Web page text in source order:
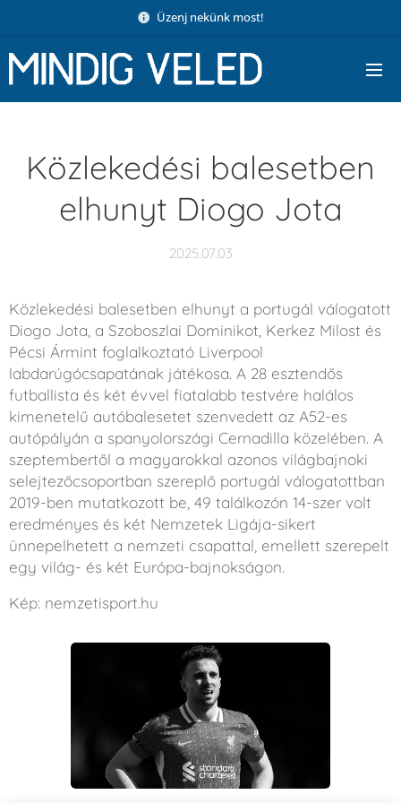
Üzenj nekünk most!
Közlekedési balesetben
elhunyt Diogo Jota
2025.07.03
Közlekedési balesetben elhunyt a portugál válogatott
Diogo Jota, a Szoboszlai Dominikot, Kerkez Milost és
Pécsi Ármint foglalkoztató Liverpool
labdarúgócsapatának játékosa. A 28 esztendős
futballista és két évvel fiatalabb testvére halálos
kimenetelű autóbalesetet szenvedett az A52-es
autópályán a spanyolországi Cernadilla közelében. A
szeptembertől a magyarokkal azonos világbajnoki
selejtezőcsoportban szereplő portugál válogatottban
2019-ben mutatkozott be, 49 találkozón 14-szer volt
eredményes és két Nemzetek Ligája-sikert
ünnepelhetett a nemzeti csapattal, emellett szerepelt
egy világ- és két Európa-bajnokságon.
Kép: nemzetisport.hu